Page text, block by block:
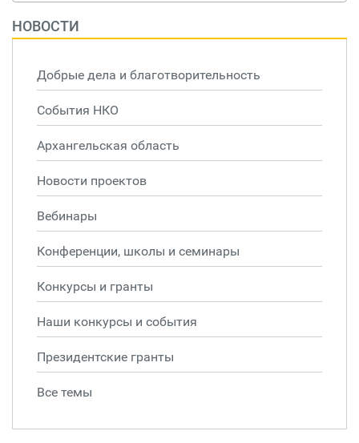
НОВОСТИ
Добрые дела и благотворительность
События НКО
Архангельская область
Новости проектов
Вебинары
Конференции, школы и семинары
Конкурсы и гранты
Наши конкурсы и события
Президентские гранты
Все темы